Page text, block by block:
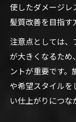
美容室
説
福岡で
法
美容室
理想スタイ
失敗し
使したダメージレ
髪質改善を目指す
注意点としては
が大きくなるため
ントが重要です
や希望スタイルを
い仕上がりにつな